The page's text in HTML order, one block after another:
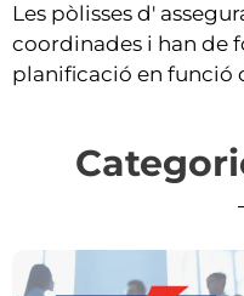
Les pòlisses d'
coordinades i han de
planificació en funció